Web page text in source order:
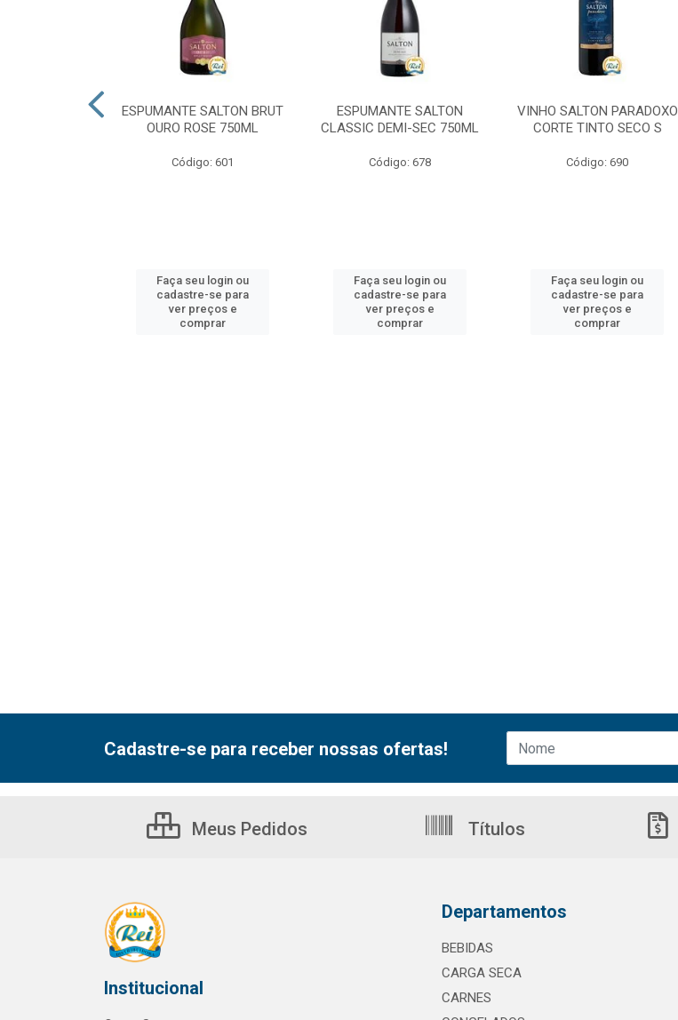
ESPUMANTE SALTON BRUT
OURO ROSE 750ML
Código: 601
Faça seu login ou
cadastre-se para
ver preços e
comprar
ESPUMANTE SALTON
CLASSIC DEMI-SEC 750ML
Código: 678
Faça seu login ou
cadastre-se para
ver preços e
comprar
VINHO SALTON PARADOXO
CORTE TINTO SECO S
Código: 690
Faça seu login ou
cadastre-se para
ver preços e
comprar
Cadastre-se para receber nossas ofertas!
Meus Pedidos Títulos
Institucional
Departamentos
BEBIDAS
CARGA SECA
CARNES